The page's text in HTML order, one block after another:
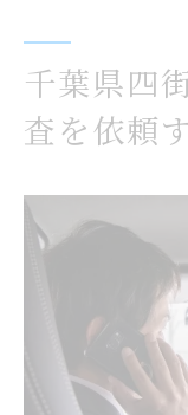
千葉県四
査を依頼